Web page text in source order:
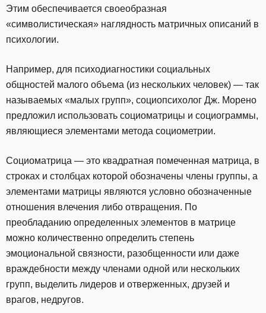
Этим обеспечивается своеобразная
«символистическая» наглядность матричных описаний в
психологии.
Например, для психодиагностики социальных
общностей малого объема (из нескольких человек) — так
называемых «малых групп», социопсихолог Дж. Морено
предложил использовать социоматрицы и социограммы,
являющиеся элементами метода социометрии.
Социоматрица — это квадратная помеченная матрица, в
строках и столбцах которой обозначены члены группы, а
элементами матрицы являются условно обозначенные
отношения влечения либо отвращения. По
преобладанию определенных элементов в матрице
можно количественно определить степень
эмоциональной связности, разобщенности или даже
враждебности между членами одной или нескольких
групп, выделить лидеров и отверженных, друзей и
врагов, недругов.